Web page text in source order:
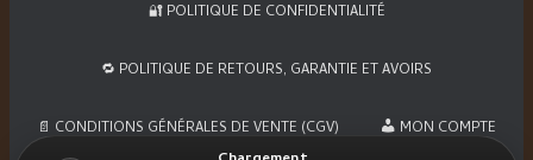
🔐 POLITIQUE DE CONFIDENTIALITÉ
🔁 POLITIQUE DE RETOURS, GARANTIE ET AVOIRS
📄 CONDITIONS GÉNÉRALES DE VENTE (CGV) MON COMPTE